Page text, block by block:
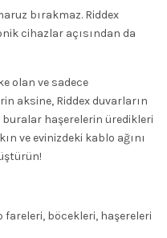
bırakmaz. Riddex
cihazlar açısından da
olan ve sadece
aksine, Riddex duvarların
haşerelerin üredikleri
ve evinizdeki kablo ağını
böcekleri, haşereleri